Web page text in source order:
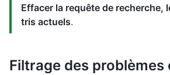
Effacer la requête de recherche,
tris actuels.
Filtrage des problèmes